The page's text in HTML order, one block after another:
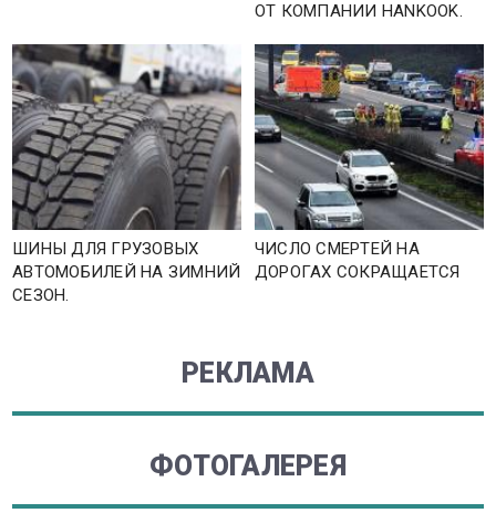
ОТ КОМПАНИИ HANKOOK.
ШИНЫ ДЛЯ ГРУЗОВЫХ
АВТОМОБИЛЕЙ НА ЗИМНИЙ
СЕЗОН.
ЧИСЛО СМЕРТЕЙ НА
ДОРОГАХ СОКРАЩАЕТСЯ
РЕКЛАМА
ФОТОГАЛЕРЕЯ